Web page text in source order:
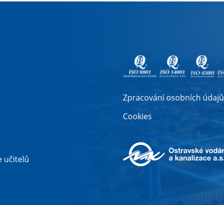
učitelů
Zpracování osobních údajů
Cookies